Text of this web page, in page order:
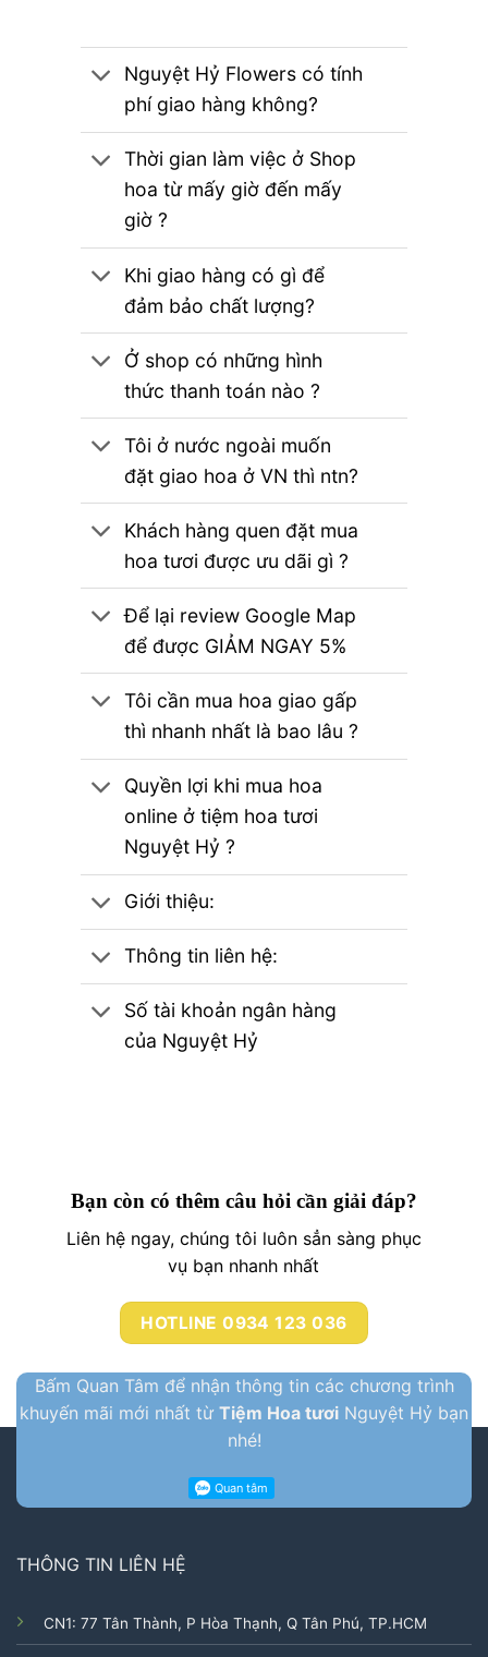
Nguyệt Hỷ Flowers có tính
phí giao hàng không?
Thời gian làm việc ở Shop
hoa từ mấy giờ đến mấy
giờ ?
Khi giao hàng có gì để
đảm bảo chất lượng?
Ở shop có những hình
thức thanh toán nào ?
Tôi ở nước ngoài muốn
đặt giao hoa ở VN thì ntn?
Khách hàng quen đặt mua
hoa tươi được ưu dãi gì ?
Để lại review Google Map
để được GIẢM NGAY 5%
Tôi cần mua hoa giao gấp
thì nhanh nhất là bao lâu ?
Quyền lợi khi mua hoa
online ở tiệm hoa tươi
Nguyệt Hỷ ?
Giới thiệu:
Thông tin liên hệ:
Số tài khoản ngân hàng
của Nguyệt Hỷ
Bạn còn có thêm câu hỏi cần giải đáp?
Liên hệ ngay, chúng tôi luôn sẳn sàng phục
vụ bạn nhanh nhất
HOTLINE 0934 123 036
Bấm Quan Tâm để nhận thông tin các chương trình
khuyến mãi mới nhất từ Tiệm Hoa tươi Nguyệt Hỷ bạn
nhé!
THÔNG TIN LIÊN HỆ
CN1: 77 Tân Thành, P Hòa Thạnh, Q Tân Phú, TP.HCM